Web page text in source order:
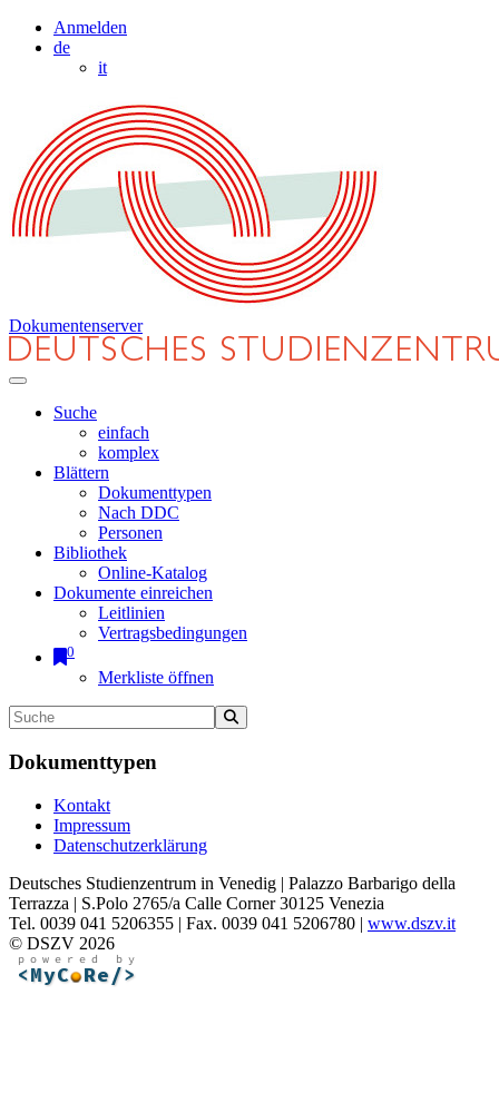
Anmelden
de
it
Dokumentenserver
Suche
einfach
komplex
Blättern
Dokumenttypen
Nach DDC
Personen
Bibliothek
Online-Katalog
Dokumente einreichen
Leitlinien
Vertragsbedingungen
0
Merkliste öffnen
Dokumenttypen
Kontakt
Impressum
Datenschutzerklärung
Deutsches Studienzentrum in Venedig | Palazzo Barbarigo della
Terrazza | S.Polo 2765/a Calle Corner 30125 Venezia
Tel. 0039 041 5206355 | Fax. 0039 041 5206780 | www.dszv.it
© DSZV 2026